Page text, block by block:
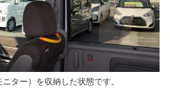
ター）を収納した状態です。